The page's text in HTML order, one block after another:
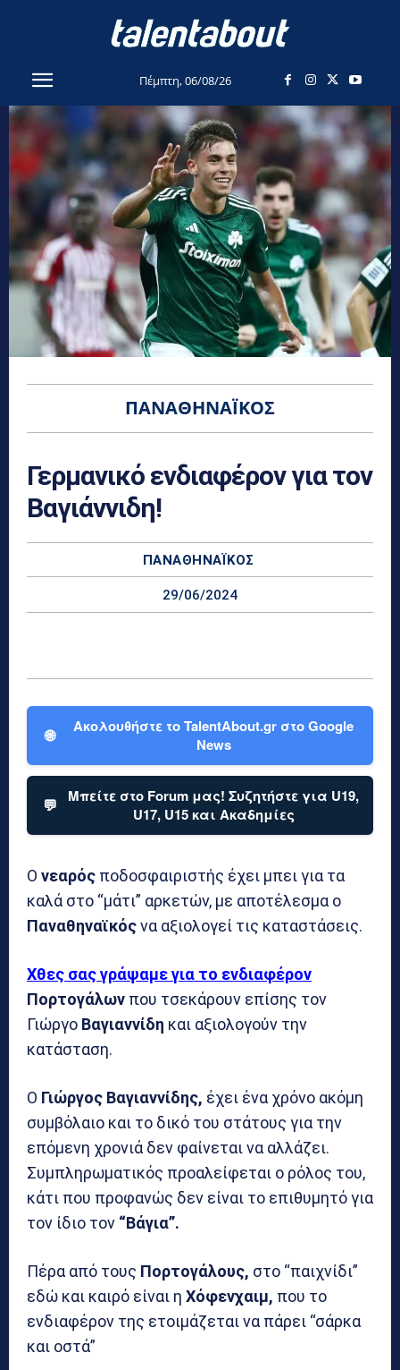
Πέμπτη, 06/08/26
ΠΑΝΑΘΗΝΑΪΚΌΣ
Γερμανικό ενδιαφέρον για τον
Βαγιάννιδη!
ΠΑΝΑΘΗΝΑΪΚΌΣ
29/06/2024
🌐
Ακολουθήστε το TalentAbout.gr στο Google
News
💬
Μπείτε στο Forum μας! Συζητήστε για U19,
U17, U15 και Ακαδημίες
Ο νεαρός ποδοσφαιριστής έχει μπει για τα
καλά στο “μάτι” αρκετών, με αποτέλεσμα ο
Παναθηναϊκόςνα αξιολογεί τις καταστάσεις.
Χθες σας γράψαμε για το ενδιαφέρον
Πορτογάλων που τσεκάρουν επίσης τον
Γιώργο Βαγιαννίδη και αξιολογούν την
κατάσταση.
Ο Γιώργος Βαγιαννίδης, έχει ένα χρόνο ακόμη
συμβόλαιο και το δικό του στάτους για την
επόμενη χρονιά δεν φαίνεται να αλλάζει.
Συμπληρωματικός προαλείφεται ο ρόλος του,
κάτι που προφανώς δεν είναι το επιθυμητό για
τον ίδιο τον “Βάγια”.
Πέρα από τους Πορτογάλους, στο “παιχνίδι”
εδώ και καιρό είναι η Χόφενχαιμ, που το
ενδιαφέρον της ετοιμάζεται να πάρει “σάρκα
και οστά”